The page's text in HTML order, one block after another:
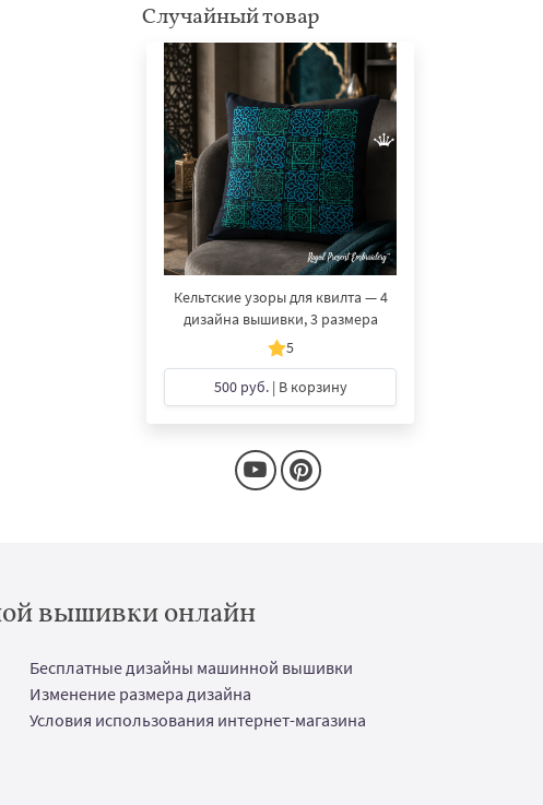
Случайный товар
Кельтские узоры для квилта — 4
дизайна вышивки, 3 размера
5
500 руб.| В корзину
вышивки онлайн
Бесплатные дизайны машинной вышивки
Изменение размера дизайна
Условия использования интернет-магазина